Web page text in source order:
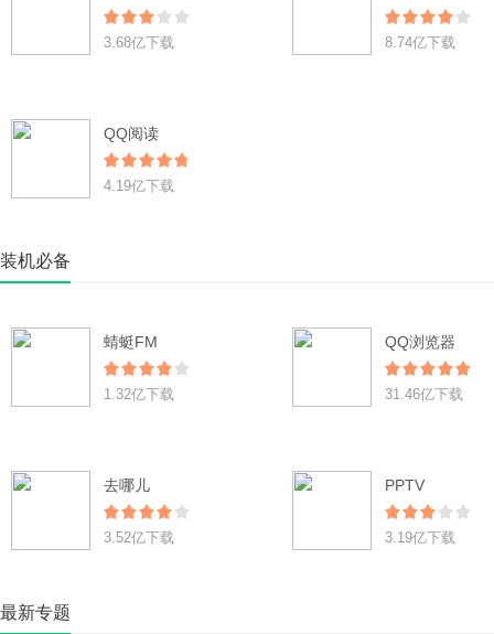
3.68亿下载 8.74亿下载
QQ阅读
4.19亿下载
装机必备
蜻蜓FM
1.32亿下载
QQ浏览器
31.46亿下载
去哪儿
3.52亿下载
PPTV
3.19亿下载
最新专题